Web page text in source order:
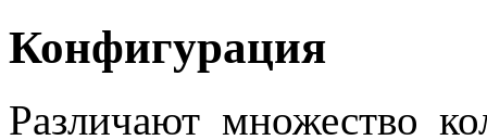
Конфигурация
Различают множество